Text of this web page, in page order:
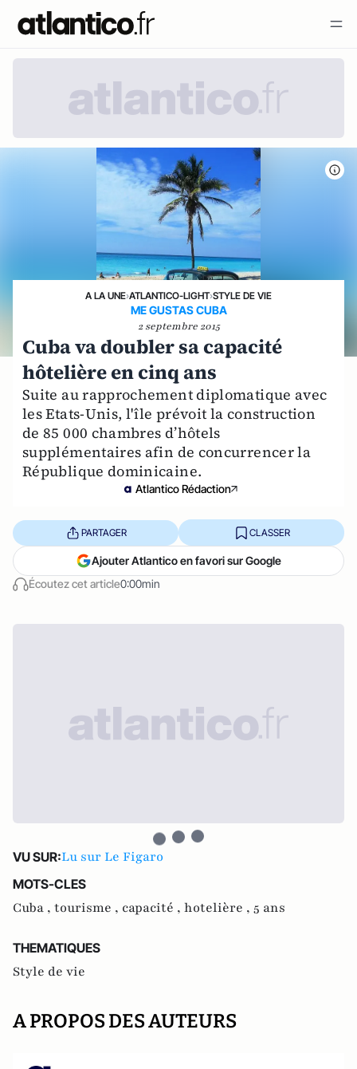
A LA UNE›ATLANTICO-LIGHT›STYLE DE VIE
ME GUSTAS CUBA
2 septembre 2015
Cuba va doubler sa capacité
hôtelière en cinq ans
Suite au rapprochement diplomatique avec
les Etats-Unis, l'île prévoit la construction
de 85 000 chambres d’hôtels
supplémentaires afin de concurrencer la
République dominicaine.
Atlantico Rédaction
Écoutez cet article0:00min
PARTAGER CLASSER
Ajouter Atlantico en favori sur Google
VU SUR:Lu sur Le Figaro
MOTS-CLES
Cuba , tourisme , capacité , hotelière , 5 ans
THEMATIQUES
Style de vie
A PROPOS DES AUTEURS